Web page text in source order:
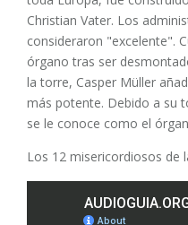
Christian Vater. Los
consideraron "excelente".
órgano tras ser
la torre, Casper Müller
más potente. Debido a su
se le conoce como el
Los 12 misericordiosos de